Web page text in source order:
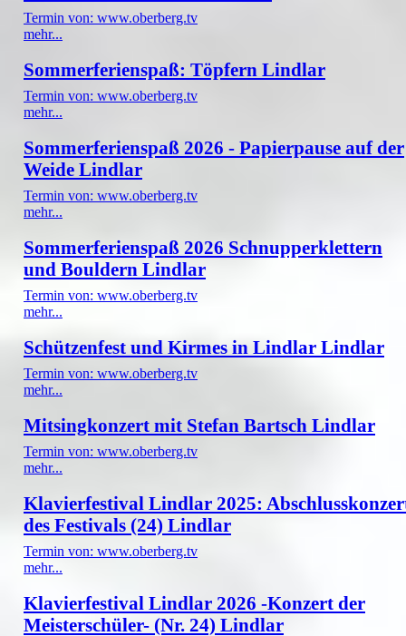
Termin von: www.oberberg.tv
mehr...
Sommerferienspaß: Töpfern Lindlar
Termin von: www.oberberg.tv
mehr...
Sommerferienspaß 2026 - Papierpause auf der
Weide Lindlar
Termin von: www.oberberg.tv
mehr...
Sommerferienspaß 2026 Schnupperklettern
und Bouldern Lindlar
Termin von: www.oberberg.tv
mehr...
Schützenfest und Kirmes in Lindlar Lindlar
Termin von: www.oberberg.tv
mehr...
Mitsingkonzert mit Stefan Bartsch Lindlar
Termin von: www.oberberg.tv
mehr...
Klavierfestival Lindlar 2025:
des Festivals (24) Lindlar
Termin von: www.oberberg.tv
mehr...
Klavierfestival Lindlar 2026 -Konzert der
Meisterschüler- (Nr. 24) Lindlar